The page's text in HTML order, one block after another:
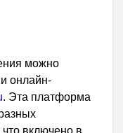
можно
онлайн-
. Эта платформа
что включено в